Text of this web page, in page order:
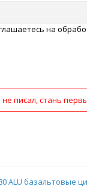
на
писал, стань
ALU базальтовые